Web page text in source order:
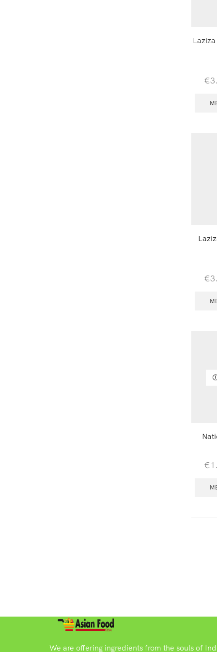
€
€
€
We are offering ingredients from the souls of